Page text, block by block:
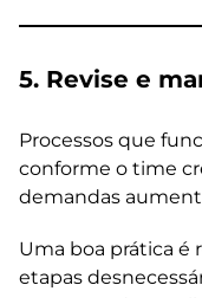
5. Revise e
Processos que
conforme o time
demandas
Uma boa prática é
etapas